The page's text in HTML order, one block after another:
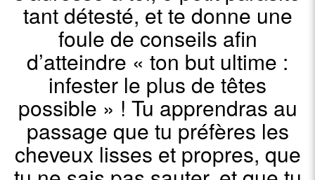
tant détesté, et te donne une
foule de conseils afin
d’atteindre « ton but ultime :
infester le plus de têtes
possible » ! Tu apprendras au
passage que tu préfères les
cheveux lisses et propres, que